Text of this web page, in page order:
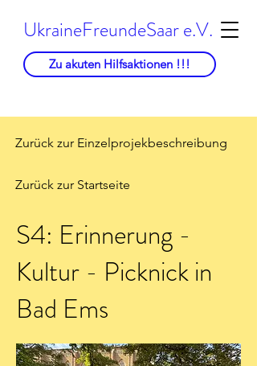
UkraineFreundeSaar e.V.
Zu akuten Hilfsaktionen !!!
Zurück zur Einzelprojekbeschreibung
Zurück zur Startseite
S4: Erinnerung -
Kultur - Picknick in
Bad Ems